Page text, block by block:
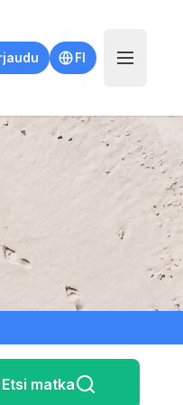
FI
Etsi matka